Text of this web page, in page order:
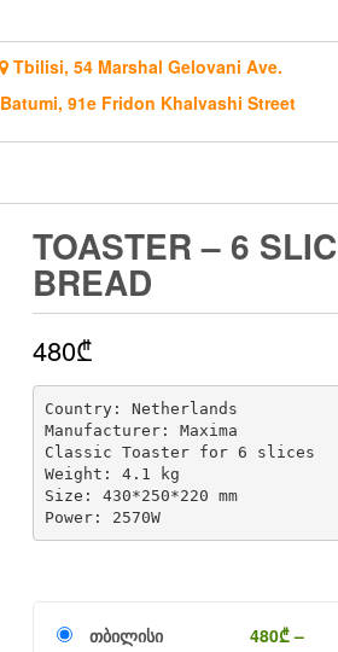
Tbilisi, 54 Marshal Gelovani Ave.
Batumi, 91e Fridon Khalvashi Street
TOASTER – 6
BREAD
480₾
Country: Netherlands
Manufacturer: Maxima
Classic Toaster for 6 slices
Weight: 4.1 kg
Size: 430*250*220 mm
Power: 2570W
თბილისი 480₾–